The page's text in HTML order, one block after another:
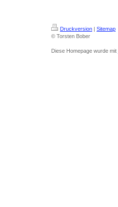
Druckversion | Sitemap
© Torsten Bober
Diese Homepage wurde mit